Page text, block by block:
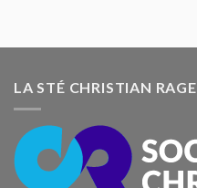
LA STÉ CHRISTIAN RAGE